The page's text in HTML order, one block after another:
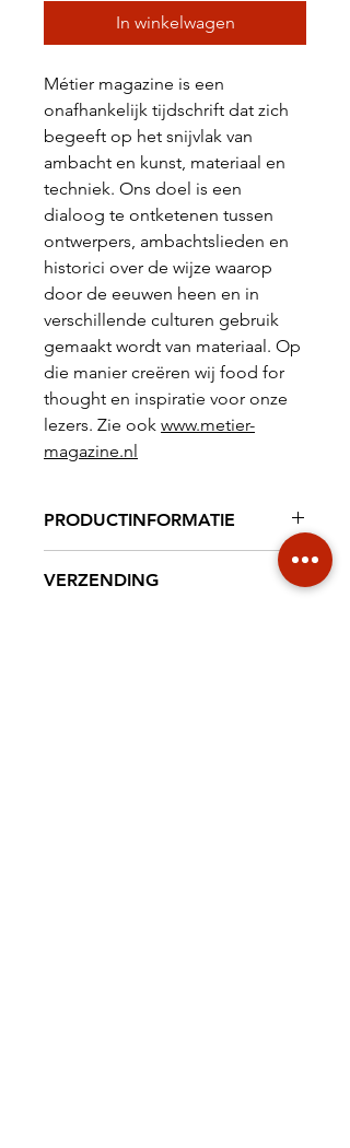
In winkelwagen
Métier magazine is een
onafhankelijk tijdschrift dat zich
begeeft op het snijvlak van
ambacht en kunst, materiaal en
techniek. Ons doel is een
dialoog te ontketenen tussen
ontwerpers, ambachtslieden en
historici over de wijze waarop
door de eeuwen heen en in
verschillende culturen gebruik
gemaakt wordt van materiaal. Op
die manier creëren wij food for
thought en inspiratie voor onze
lezers. Zie ook www.metier-
magazine.nl
PRODUCTINFORMATIE
Tijdschrift 82 pag. 210 x 297 mm,
full colour
VERZENDING